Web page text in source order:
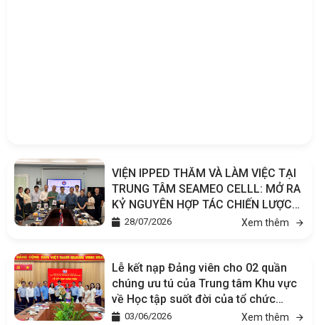
VIỆN IPPED THĂM VÀ LÀM VIỆC TẠI
TRUNG TÂM SEAMEO CELLL: MỞ RA
KỶ NGUYÊN HỢP TÁC CHIẾN LƯỢC
TRONG GIÁO DỤC VÀ TÂM LÝ HỌC
28/07/2026 Xem thêm
Lễ kết nạp Đảng viên cho 02 quần
chúng ưu tú của Trung tâm Khu vực
về Học tập suốt đời của tổ chức
SEAMEO tại Việt Nam (SEAMEO
03/06/2026 Xem thêm